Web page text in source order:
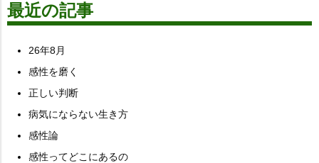
最近の記事
26年8月
感性を磨く
正しい判断
病気にならない生き方
感性論
感性ってどこにあるの